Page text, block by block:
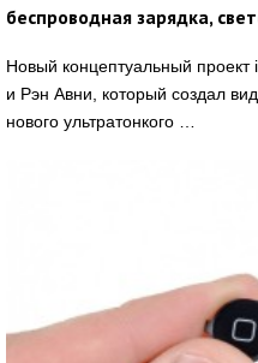
беспроводная зарядка,
Новый концептуальный проект
и Рэн Авни, который создал
нового ультратонкого …